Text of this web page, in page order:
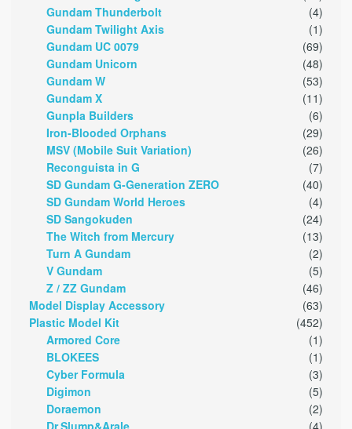
Gundam Thunderbolt
(4)
Gundam Twilight Axis
(1)
Gundam UC 0079
(69)
Gundam Unicorn
(48)
Gundam W
(53)
Gundam X
(11)
Gunpla Builders
(6)
Iron-Blooded Orphans
(29)
MSV (Mobile Suit Variation)
(26)
Reconguista in G
(7)
SD Gundam G-Generation ZERO
(40)
SD Gundam World Heroes
(4)
SD Sangokuden
(24)
The Witch from Mercury
(13)
Turn A Gundam
(2)
V Gundam
(5)
Z / ZZ Gundam
(46)
Model Display Accessory
(63)
Plastic Model Kit
(452)
Armored Core
(1)
BLOKEES
(1)
Cyber Formula
(3)
Digimon
(5)
Doraemon
(2)